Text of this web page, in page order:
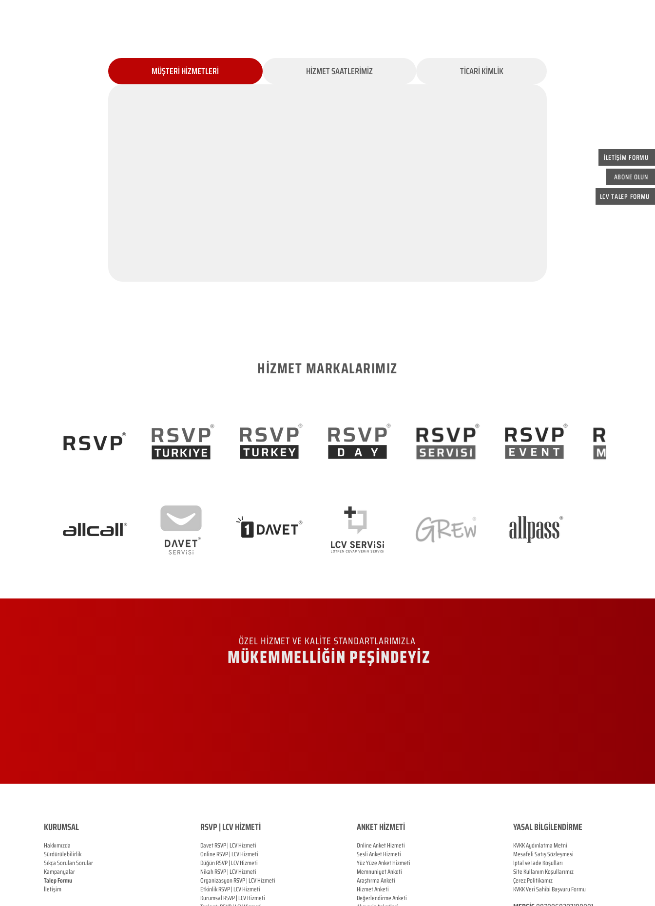
İLETİŞİM FORMU
ABONE OLUN
LCV TALEP FORMU
MÜŞTERİ HİZMETLERİ HİZMET SAATLERİMİZ TİCARİ KİMLİK
HİZMET MARKALARIMIZ
ÖZEL HİZMET VE KALİTE STANDARTLARIMIZLA
MÜKEMMELLİĞİN PEŞİNDEYİZ
KURUMSAL
Hakkımızda
Sürdürülebilirlik
Sıkça Sorulan Sorular
Kampanyalar
Talep Formu
İletişim
RSVP | LCV HİZMETİ
Davet RSVP | LCV Hizmeti
OnlineRSVP |LCV Hizmeti
DüğünRSVP |LCV Hizmeti
NikahRSVP |LCV Hizmeti
OrganizasyonRSVP |LCV Hizmeti
EtkinlikRSVP |LCV Hizmeti
KurumsalRSVP |LCV Hizmeti
ANKET HİZMETİ
Online Anket Hizmeti
Sesli Anket Hizmeti
Yüz Yüze Anket Hizmeti
Memnuniyet Anketi
Araştırma Anketi
Hizmet Anketi
Değerlendirme Anketi
YASAL BİLGİLENDİRME
KVKK Aydınlatma Metni
Mesafeli Satış Sözleşmesi
İptal ve İade Koşulları
Site Kullanım Koşullarımız
Çerez Politikamız
KVKK Veri Sahibi Başvuru Formu